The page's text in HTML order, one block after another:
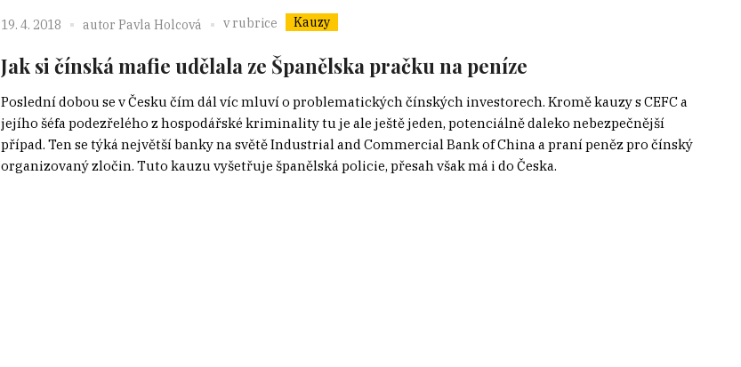
19. 4. 2018 autor Pavla Holcová v rubrice Kauzy
Jak si čínská mafie udělala ze Španělska pračku na peníze
Poslední dobou se v Česku čím dál víc mluví o problematických čínských investorech. Kromě kauzy s CEFC a
jejího šéfa podezřelého z hospodářské kriminality tu je ale ještě jeden, potenciálně daleko nebezpečnější
případ. Ten se týká největší banky na světě Industrial and Commercial Bank of China a praní peněz pro čínský
organizovaný zločin. Tuto kauzu vyšetřuje španělská policie, přesah však má i do Česka.